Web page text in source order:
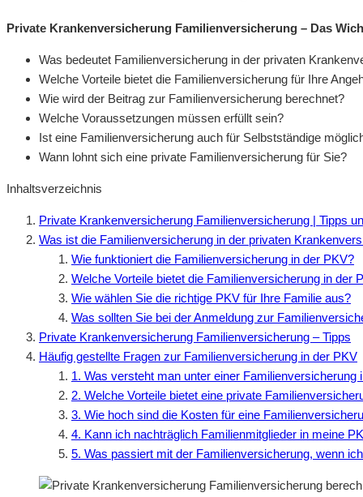
Private Krankenversicherung Familienversicherung – Das
Was bedeutet Familienversicherung in der privaten
Welche Vorteile bietet die Familienversicherung für Ihre
Wie wird der Beitrag zur Familienversicherung berechnet?
Welche Voraussetzungen müssen erfüllt sein?
Ist eine Familienversicherung auch für Selbstständige
Wann lohnt sich eine private Familienversicherung für Sie?
Inhaltsverzeichnis
Private Krankenversicherung Familienversicherung | Tipps
Was ist die Familienversicherung in der privaten
Wie funktioniert die Familienversicherung in der PKV?
Welche Vorteile bietet die Familienversicherung in der
Wie wählen Sie die richtige PKV für Ihre Familie aus?
Was sollten Sie bei der Anmeldung zur
Private Krankenversicherung Familienversicherung – Tipps
Häufig gestellte Fragen zur Familienversicherung in der PKV
1. Was versteht man unter einer Familienversicherung
2. Welche Vorteile bietet eine private
3. Wie hoch sind die Kosten für eine
4. Kann ich nachträglich Familienmitglieder in meine
5. Was passiert mit der Familienversicherung, wenn